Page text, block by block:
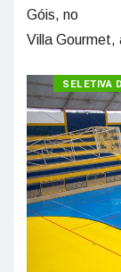
Góis, no
Villa Gourmet,
SELETIVA